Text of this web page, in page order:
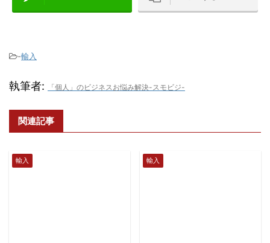
-輸入
執筆者: 「個人」のビジネスお悩み解決-スモビジ-
関連記事
輸入 輸入